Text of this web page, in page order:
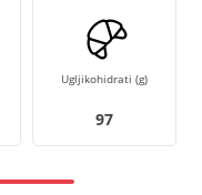
Ugljikohidrati (g)
97